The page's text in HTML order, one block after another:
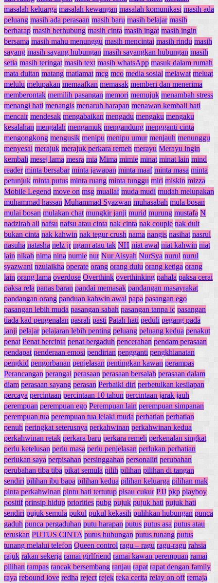
masalah keluarga masalah kewangan masalah komunikasi masih ada
peluang masih ada perasaan masih baru masih belajar masih
berharap masih berhubung masih cinta masih ingat masih ingin
bersama masih mahu menunggu masih mencintai masih rindu masih
sayang masih sayang hubungan masih sayangkan hubungan masih
setia masih teringat masih text masih whatsApp masuk dalam rumah
mata duitan matang matlamat mcg mco media sosial melawat meluat
melulu melupakan memaafkan memasak memberi dan menerima
memberontak memilih pasangan memori memujuk menambah stress
menangi hati menangis menaruh harapan menawan kembali hati
mencair mendesak mengabaikan mengadu mengaku mengaku
kesalahan mengalah mengamuk mengandung mengganti cinta
mengongkong mengusik menipu menipu umur menjauh menunggu
menyesal merajuk merajuk perkara remeh merayu Merayu ingin
kembali mesej lama mesra mia Mima mimie minat minat lain mind
reader minta bersabar minta jawapan minta maaf minta masa minta
petunjuk minta putus minta ruang minta tunggu miri miskin mizza
Mobile Legend move on msg muallaf muda mudi mudah melupakan
muhammad hassan Muhammad Syazwan muhasabah mula bosan
mulai bosan mulakan chat mungkir janji murid murung mustafa N
nadzirah ali nafsu nafsu atau cinta nak cinta nak couple nak duit
bukan cinta nak kahwin nak tegur crush nama nangis nasihat nasrul
nasuha natasha nelz jr ngam atau tak NH niat awal niat kahwin niat
lain nikah nima nina numie nur Nur Aisyah NurSya nurul nurul
syazwani nzulaikha operate orang orang dulu orang ketiga orang
lain orang lama overdose Overthink overthinking pahala paksa cerai
paksa rela panas baran pandai memasak pandangan masayrakat
pandangan orang panduan kahwin awal papa pasangan ego
pasangan lebih muda pasangan sabah pasangan tanpa ic pasangan
tiada kad pengenalan pasrah pasti Patah hati peduli pegang pada
janji pelajar pelajaran lebih penting peluang peluang kedua penakut
penat Penat bercinta penat bergaduh pencerahan pendam perasaan
pendapat penderaan emosi pendirian pengganti pengkhianatan
pengkid pengorbanan penjelasan pentingkan kawan perampas
Perancangan perangai perasaan perasaan bersalah perasaan dalam
diam perasaan sayang perasan Perbaiki diri perbetulkan kesilapan
percaya percintaan percintaan 10 tahun percintaan jarak jauh
perempuan perempuan ego Perempuan lain perempuan simpanan
perempuan tua perempuan tua lelaki muda perhatian perhatian
penuh peringkat seterusnya perkahwinan perkahwinan kedua
perkahwinan retak perkara baru perkara remeh perkenalan singkat
perlu ketelusan perlu masa perlu penjelasan perlukan perhatian
perlukan saya perpisahan persinggahan personaliti perubahan
perubahan tiba tiba pikat semula pilih pilihan pilihan di tangan
sendiri pilihan ibu bapa pilihan kedua pilihan keluarga pilihan mak
pinta perkahwinan pintu hati tertutup pisau cukur PJJ pkp playboy
positif prinsip hidup priorities pubg pujuk pujuk hati pujuk hati
sendiri pujuk semula pukul pukul kekasih pulihkan hubungan punca
gaduh punca pergaduhan putu harapan putus putus asa putus atau
teruskan PUTUS CINTA putus hubungan putus tunang putus
tunang melalui telefon Queen control ragu – ragu ragu-ragu rahsia
rajuk rakan sekerja ramai girlfriend ramai kawan perempuan ramai
pilihan rampas rancak bersembang ranjau rapat rapat dengan family
raya rebound love redha reject rejek reka cerita relay on off remaja